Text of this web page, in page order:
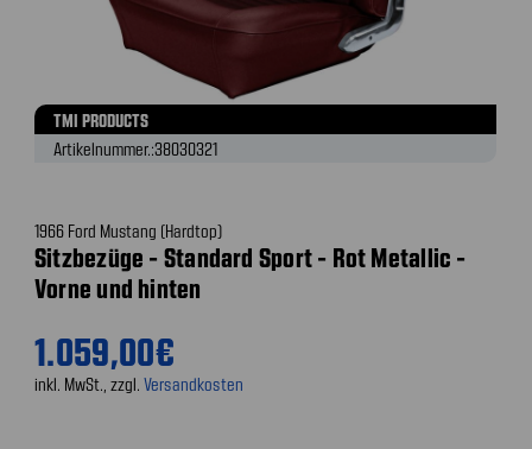
TMI PRODUCTS
Artikelnummer.:38030321
1966 Ford Mustang (Hardtop)
Sitzbezüge - Standard Sport - Rot Metallic -
Vorne und hinten
1.059,00€
inkl. MwSt., zzgl. Versandkosten